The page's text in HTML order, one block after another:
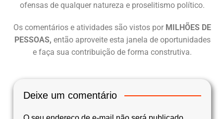
ofensas de qualquer natureza e proselitismo político.
Os comentários e atividades são vistos por MILHÕES DE
PESSOAS, então aproveite esta janela de oportunidades
e faça sua contribuição de forma construtiva.
Deixe um comentário